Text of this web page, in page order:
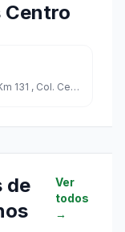
Centro
Carretera Coatzacoalcos-villahermosa Km 131 , Col. Centro, Cardenas, Tabasco Cp. 86500
de
Ver
todos
→